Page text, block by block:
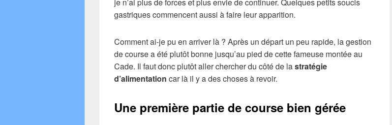
gastriques commencent aussi à faire leur apparition.
Comment ai-je pu en arriver là ? Après un départ un peu rapide, la gestion
de course a été plutôt bonne jusqu’au pied de cette fameuse montée au
Cade. Il faut donc plutôt aller chercher du côté de lastratégie
d’alimentation car là il y a des choses à revoir.
Une première partie de course bien gérée